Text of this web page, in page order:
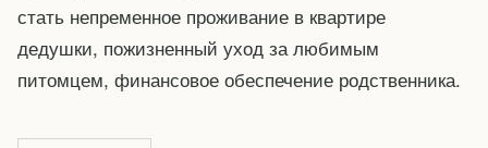
стать непременное проживание в квартире
дедушки, пожизненный уход за любимым
питомцем, финансовое обеспечение родственника.